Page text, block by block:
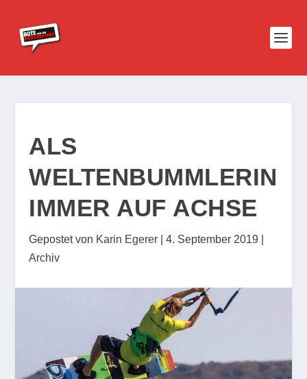
ALS
WELTENBUMMLERIN
IMMER AUF ACHSE
Gepostet von Karin Egerer |4. September 2019
Archiv